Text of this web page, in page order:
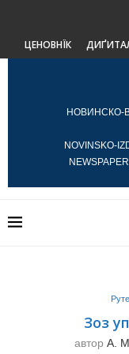
ЦЕНОВНЇК
НОВИНСКО-
NOVINSKO-
Зоз
автор А.